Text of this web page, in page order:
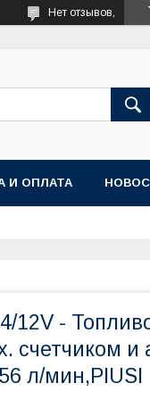
Нет отзывов,
И ОПЛАТА
12V -
счетчиком и
л/мин,PIUSI